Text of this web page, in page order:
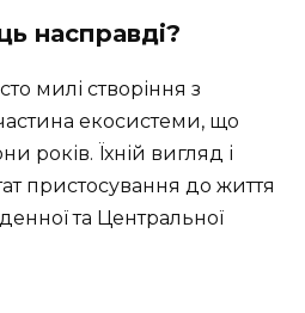
насправді?
милі створіння з
екосистеми, що
років. Їхній вигляд і
пристосування до життя
та Центральної